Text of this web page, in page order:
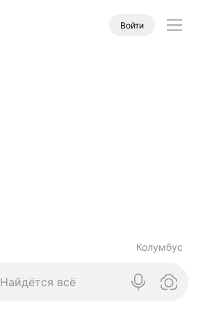
Войти
Колумбус
Найдётся всё